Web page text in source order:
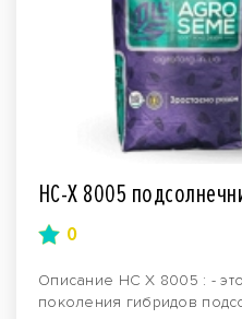
НС-Х 8005
0
Описание НС Х 8005 : -
поколения гибридов